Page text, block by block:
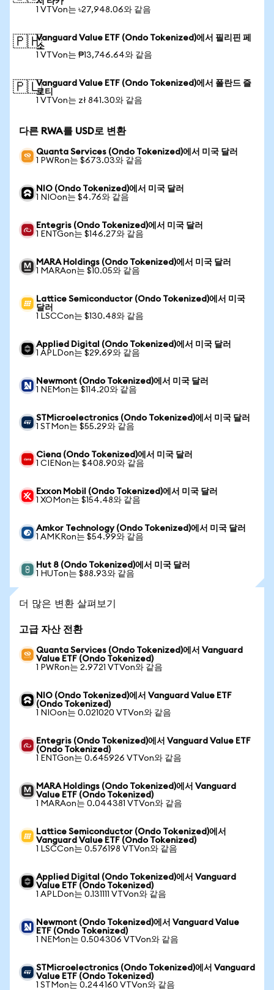
1 VTVon는 ৳27,948.06와 같음
🇵🇭Vanguard Value ETF (Ondo Tokenized)에서 필리핀 페
소
1 VTVon는 ₱13,746.64와 같음
🇵🇱Vanguard Value ETF (Ondo Tokenized)에서 폴란드 즐
로티
1 VTVon는 zł 841.30와 같음
다른 RWA를 USD로 변환
Quanta Services (Ondo Tokenized)에서 미국 달러
1 PWRon는 $673.03와 같음
NIO (Ondo Tokenized)에서 미국 달러
1 NIOon는 $4.76와 같음
Entegris (Ondo Tokenized)에서 미국 달러
1 ENTGon는 $146.27와 같음
MARA Holdings (Ondo Tokenized)에서 미국 달러
1 MARAon는 $10.05와 같음
Lattice Semiconductor (Ondo Tokenized)에서 미국
달러
1 LSCCon는 $130.48와 같음
Applied Digital (Ondo Tokenized)에서 미국 달러
1 APLDon는 $29.69와 같음
Newmont (Ondo Tokenized)에서 미국 달러
1 NEMon는 $114.20와 같음
STMicroelectronics (Ondo Tokenized)에서 미국 달러
1 STMon는 $55.29와 같음
Ciena (Ondo Tokenized)에서 미국 달러
1 CIENon는 $408.90와 같음
Exxon Mobil (Ondo Tokenized)에서 미국 달러
1 XOMon는 $154.48와 같음
Amkor Technology (Ondo Tokenized)에서 미국 달러
1 AMKRon는 $54.99와 같음
Hut 8 (Ondo Tokenized)에서 미국 달러
1 HUTon는 $88.93와 같음
더 많은 변환 살펴보기
고급 자산 전환
Quanta Services (Ondo Tokenized)에서 Vanguard
Value ETF (Ondo Tokenized)
1 PWRon는 2.9721 VTVon와 같음
NIO (Ondo Tokenized)에서 Vanguard Value ETF
(Ondo Tokenized)
1 NIOon는 0.021020 VTVon와 같음
Entegris (Ondo Tokenized)에서 Vanguard Value ETF
(Ondo Tokenized)
1 ENTGon는 0.645926 VTVon와 같음
MARA Holdings (Ondo Tokenized)에서 Vanguard
Value ETF (Ondo Tokenized)
1 MARAon는 0.044381 VTVon와 같음
Lattice Semiconductor (Ondo Tokenized)에서
Vanguard Value ETF (Ondo Tokenized)
1 LSCCon는 0.576198 VTVon와 같음
Applied Digital (Ondo Tokenized)에서 Vanguard
Value ETF (Ondo Tokenized)
1 APLDon는 0.131111 VTVon와 같음
Newmont (Ondo Tokenized)에서 Vanguard Value
ETF (Ondo Tokenized)
1 NEMon는 0.504306 VTVon와 같음
STMicroelectronics (Ondo Tokenized)에서 Vanguard
Value ETF (Ondo Tokenized)
1 STMon는 0.244160 VTVon와 같음